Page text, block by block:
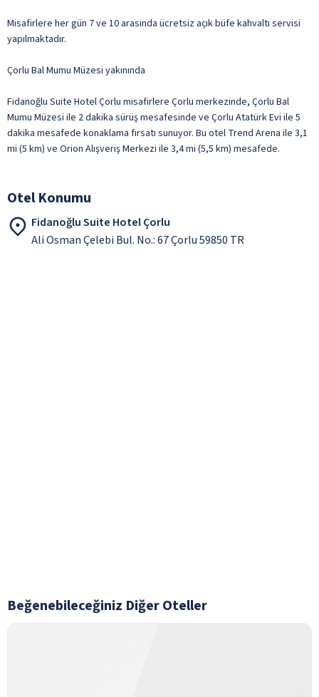
Misafirlere her gün 7 ve 10 arasında ücretsiz açık büfe kahvaltı servisi
yapılmaktadır.
Çorlu Bal Mumu Müzesi yakınında
Fidanoğlu Suite Hotel Çorlu misafirlere Çorlu merkezinde, Çorlu Bal
Mumu Müzesi ile 2 dakika sürüş mesafesinde ve Çorlu Atatürk Evi ile 5
dakika mesafede konaklama fırsatı sunuyor. Bu otel Trend Arena ile 3,1
mi (5 km) ve Orion Alışveriş Merkezi ile 3,4 mi (5,5 km) mesafede.
Otel Konumu
Fidanoğlu Suite Hotel Çorlu
Ali Osman Çelebi Bul. No.: 67 Çorlu 59850 TR
Beğenebileceğiniz Diğer Oteller